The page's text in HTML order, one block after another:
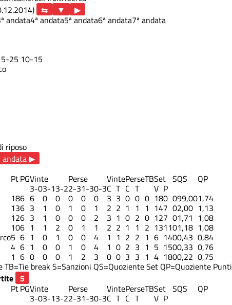
▶
andata4ª andata5ª andata6ª andata7ª andata
5-25 10-15
riposo
andata ▶
PtPGVinte Perse VintePerseTBSet SQS QP
3-03-13-22-31-30-3C T C T V P
186 6 0 0 0 0 0 3 3 0 0 0 180 099,001,74
136 3 1 0 1 0 1 2 2 1 1 1 147 02,00 1,13
126 3 1 0 0 0 2 3 1 0 2 0 127 01,71 1,08
106 1 1 2 0 1 1 2 2 1 1 2 131101,18 1,08
5 6 1 0 1 0 0 4 1 1 2 2 1 6 1400,43 0,84
4 6 1 0 0 1 0 4 1 0 2 3 1 5 1500,33 0,76
1 6 0 0 0 1 2 3 0 0 3 3 1 4 1800,22 0,75
TB=Tie breakS=Sanzioni QS=Quoziente Set QP=Quoziente Punti
PtPGVinte Perse VintePerseTBSet SQS QP
3-03-13-22-31-30-3C T C T V P